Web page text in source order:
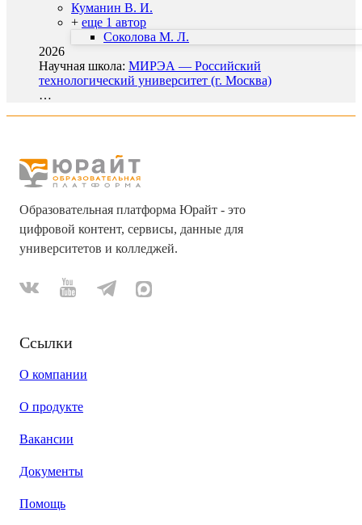
Куманин В. И.
+ еще 1 автор
Соколова М. Л.
2026
Научная школа: МИРЭА — Российский
технологический университет (г. Москва)
…
Образовательная платформа Юрайт - это
цифровой контент, сервисы, данные для
университетов и колледжей.
Ссылки
О компании
О продукте
Вакансии
Документы
Помощь